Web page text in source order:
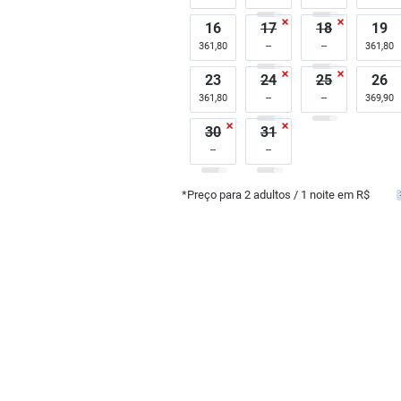
16
361,80
17 18 19
361,80
23
361,80
24 25 26
369,90
30 31
*Preço para2 adultos / 1 noite em R$